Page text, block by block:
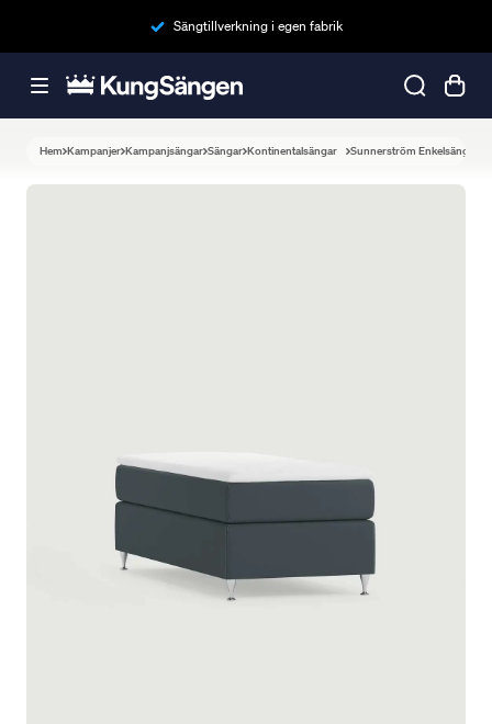
Sängtillverkning i egen fabrik
Hem Kampanjer Kampanjsängar Sängar Kontinentalsängar Sunnerström Enkelsäng